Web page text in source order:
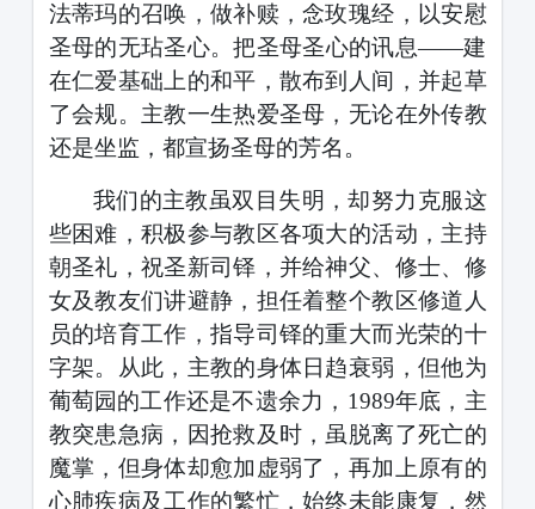
法蒂玛的召唤，做补赎，念玫瑰经，以安慰
圣母的无玷圣心。把圣母圣心的讯息——建
在仁爱基础上的和平，散布到人间，并起草
了会规。主教一生热爱圣母，无论在外传教
还是坐监，都宣扬圣母的芳名。
我们的主教虽双目失明，却努力克服这
些困难，积极参与教区各项大的活动，主持
朝圣礼，祝圣新司铎，并给神父、修士、修
女及教友们讲避静，担任着整个教区修道人
员的培育工作，指导司铎的重大而光荣的十
字架。从此，主教的身体日趋衰弱，但他为
葡萄园的工作还是不遗余力， 1989年底，主
教突患急病，因抢救及时，虽脱离了死亡的
魔掌，但身体却愈加虚弱了，再加上原有的
心肺疾病及工作的繁忙，始终未能康复，然